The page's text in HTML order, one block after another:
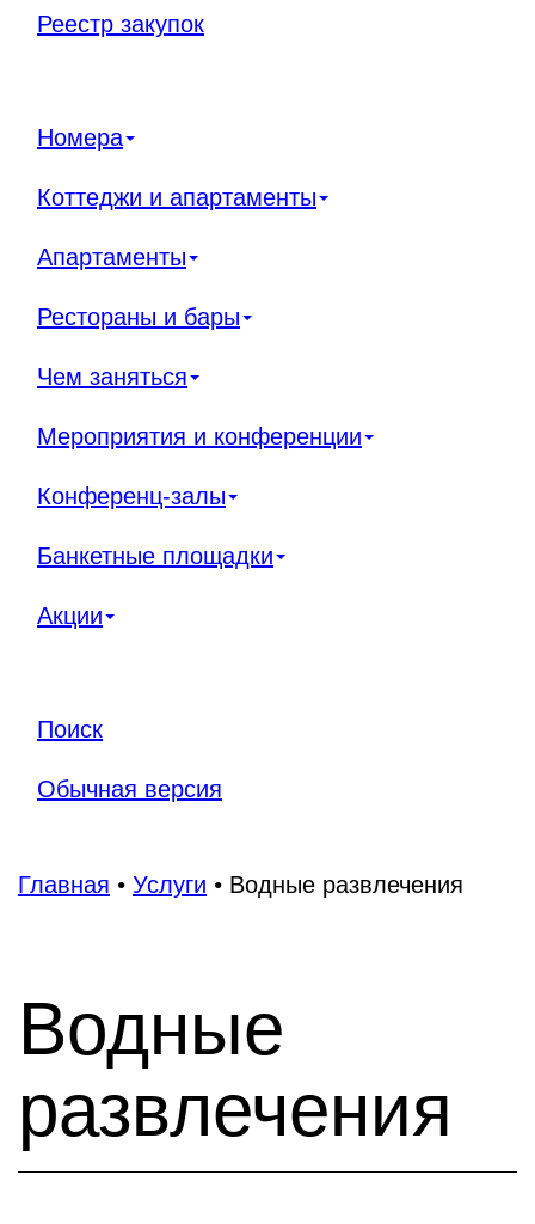
Реестр закупок
Номера
Коттеджи и апартаменты
Апартаменты
Рестораны и бары
Чем заняться
Мероприятия и конференции
Конференц-залы
Банкетные площадки
Акции
Поиск
Обычная версия
Главная • Услуги • Водные развлечения
Водные
развлечения